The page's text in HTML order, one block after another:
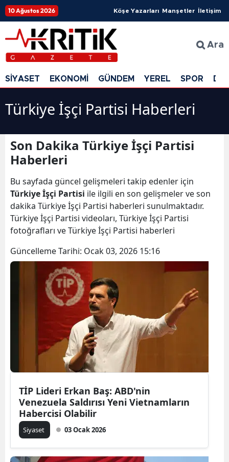
10 Ağustos 2026 Köşe Yazarları Manşetler İletişim
Ara
SİYASET EKONOMİ GÜNDEM YEREL SPOR
Türkiye İşçi Partisi Haberleri
Son Dakika Türkiye İşçi Partisi
Haberleri
Bu sayfada güncel gelişmeleri takip edenler için
Türkiye İşçi Partisi ile ilgili en son gelişmeler ve son
dakika Türkiye İşçi Partisi haberleri sunulmaktadır.
Türkiye İşçi Partisi videoları, Türkiye İşçi Partisi
fotoğrafları ve Türkiye İşçi Partisi haberleri
Güncelleme Tarihi: Ocak 03, 2026 15:16
TİP Lideri Erkan Baş: ABD'nin
Venezuela Saldırısı Yeni Vietnamların
Habercisi Olabilir
Siyaset 03 Ocak 2026